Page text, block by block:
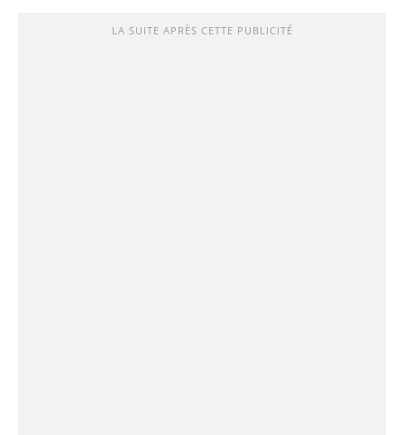
LA SUITE APRÈS CETTE PUBLICITÉ